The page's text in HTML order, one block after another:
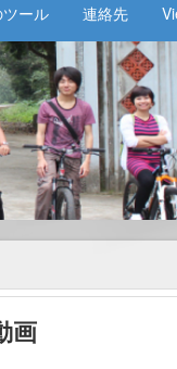
ール 連絡先
画